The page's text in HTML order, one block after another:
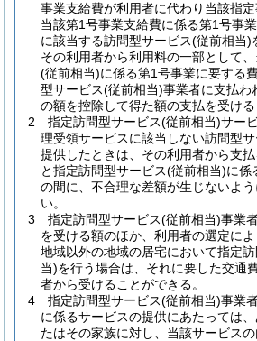
事業支給費が利用者に代わり当該指
当該第1号事業支給費に係る第1号事
に該当する訪問型サービス(従前相当)
その利用者から利用料の一部として
(従前相当)に係る第1号事業に要する
型サービス(従前相当)事業者に支払わ
の額を控除して得た額の支払を受ける
2
指定訪問型サービス(従前相当)サー
理受領サービスに該当しない訪問型サ
提供したときは、その利用者から支
と指定訪問型サービス(従前相当)に係
の間に、不合理な差額が生じないよ
い。
3
指定訪問型サービス(従前相当)事業
を受ける額のほか、利用者の選定に
地域以外の地域の居宅において指定
当)を行う場合は、それに要した交通
者から受けることができる。
4
指定訪問型サービス(従前相当)事業
に係るサービスの提供にあたっては
たはその家族に対し、当該サービス